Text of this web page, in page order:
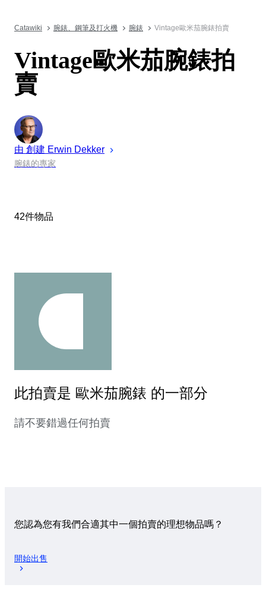
Catawiki 腕錶、鋼筆及打火機 腕錶 Vintage歐米茄腕錶拍賣
Vintage歐米茄腕錶拍
賣
由 創建 Erwin Dekker
腕錶的專家
42件物品
此拍賣是 歐米茄腕錶 的一部分
請不要錯過任何拍賣
您認為您有我們合適其中一個拍賣的理想物品嗎？
開始出售